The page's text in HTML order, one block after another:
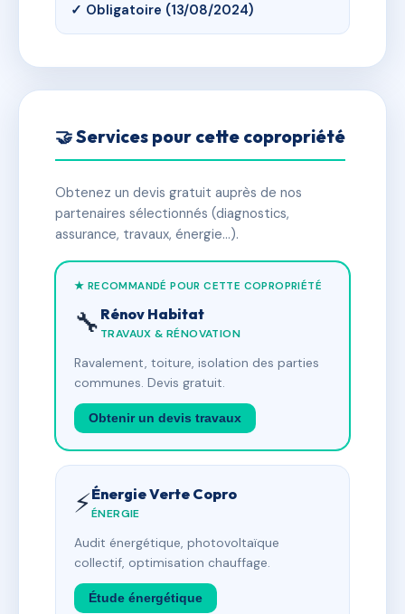
✓ Obligatoire (13/08/2024)
🤝 Services pour cette copropriété
Obtenez un devis gratuit auprès de nos
partenaires sélectionnés (diagnostics,
assurance, travaux, énergie…).
★ RECOMMANDÉ POUR CETTE COPROPRIÉTÉ
🔧 Rénov Habitat
TRAVAUX & RÉNOVATION
Ravalement, toiture, isolation des parties
communes. Devis gratuit.
Obtenir un devis travaux
⚡Énergie Verte Copro
ÉNERGIE
Audit énergétique, photovoltaïque
collectif, optimisation chauffage.
Étude énergétique